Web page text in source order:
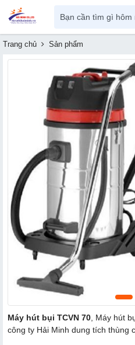
Trang chủ Sản phẩm
Máy hút bụi TCVN 70 , Máy hút
công ty Hải Minh dung tích thùng